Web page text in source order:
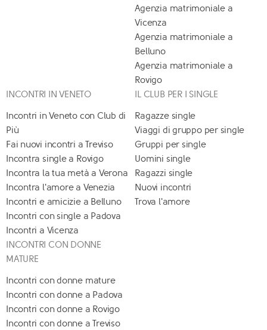
Agenzia matrimoniale a
Vicenza
Agenzia matrimoniale a
Belluno
Agenzia matrimoniale a
Rovigo
INCONTRI IN VENETO
Incontri in Veneto con Club di
Più
Fai nuovi incontri a Treviso
Incontra single a Rovigo
Incontra la tua metà a Verona
Incontra l'amore a Venezia
Incontri e amicizie a Belluno
Incontri con single a Padova
Incontri a Vicenza
IL CLUB PER I SINGLE
Ragazze single
Viaggi di gruppo per single
Gruppi per single
Uomini single
Ragazzi single
Nuovi incontri
Trova l'amore
INCONTRI CON DONNE
MATURE
Incontri con donne mature
Incontri con donne a Padova
Incontri con donne a Rovigo
Incontri con donne a Treviso